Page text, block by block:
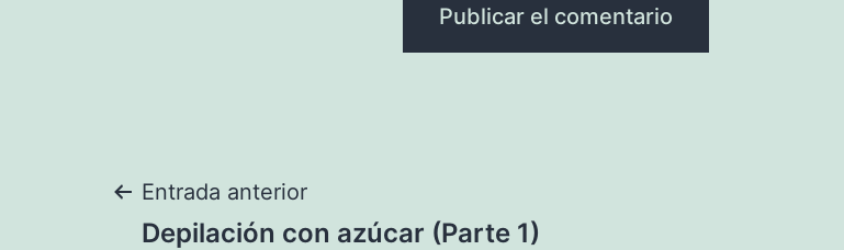
Navegación
Entrada anterior
Depilación con azúcar (Parte 1)